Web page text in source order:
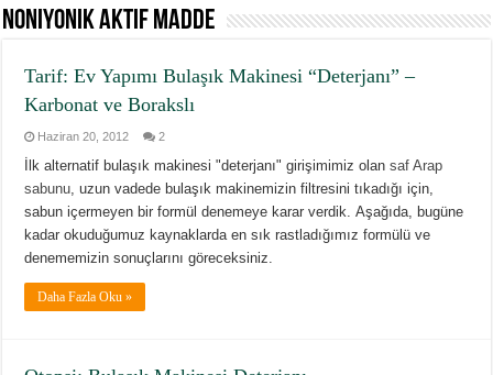
noniyonik aktif madde
Tarif: Ev Yapımı Bulaşık Makinesi “Deterjanı” –
Karbonat ve Borakslı
Haziran 20, 2012 2
İlk alternatif bulaşık makinesi "deterjanı" girişimimiz olansaf Arap
sabunu , uzun vadede bulaşık makinemizin filtresini tıkadığı için,
sabun içermeyen bir formül denemeye karar verdik. Aşağıda, bugüne
kadar okuduğumuz kaynaklarda en sık rastladığımız formülü ve
denememizin sonuçlarını göreceksiniz.
Daha Fazla Oku »